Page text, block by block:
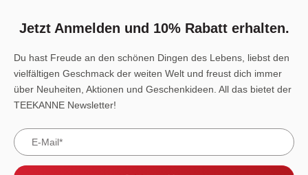
Jetzt Anmelden und 10% Rabatt erhalten.
Du hast Freude an den schönen Dingen des Lebens, liebst den
vielfältigen Geschmack der weiten Welt und freust dich immer
über Neuheiten, Aktionen und Geschenkideen. All das bietet der
TEEKANNE Newsletter!